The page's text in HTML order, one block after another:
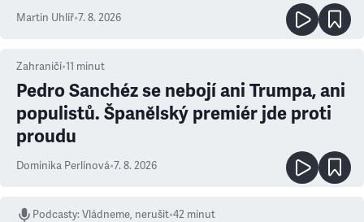
Martin Uhlíř•7. 8. 2026
Zahraničí•11 minut
Pedro Sanchéz se nebojí ani Trumpa, ani
populistů. Španělský premiér jde proti
proudu
Dominika Perlínová•7. 8. 2026
Podcasty:Vládneme, nerušit•42 minut